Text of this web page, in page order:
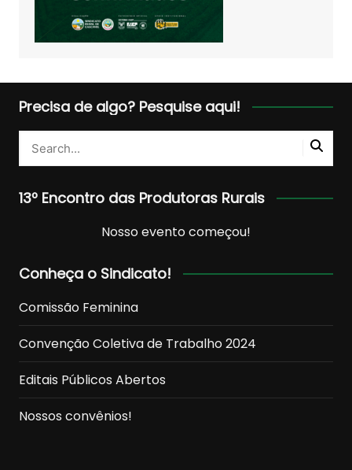
Precisa de algo? Pesquise aqui!
13º Encontro das Produtoras Rurais
Nosso evento começou!
Conheça o Sindicato!
Comissão Feminina
Convenção Coletiva de Trabalho 2024
Editais Públicos Abertos
Nossos convênios!